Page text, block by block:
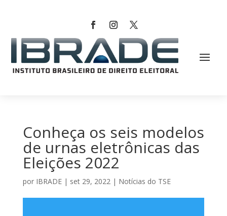
Conheça os seis modelos
de urnas eletrônicas das
Eleições 2022
por IBRADE| set 29, 2022| Notícias do TSE